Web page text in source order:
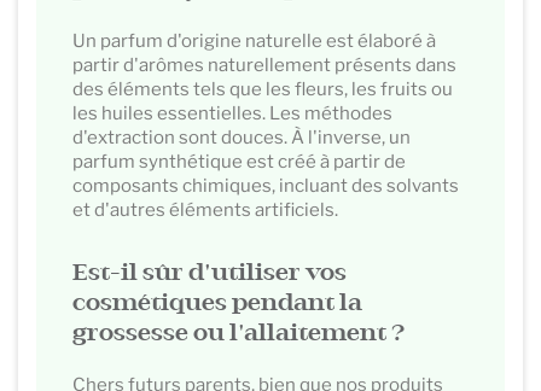
Un parfum d'origine naturelle est élaboré à
partir d'arômes naturellement présents dans
des éléments tels que les fleurs, les fruits ou
les huiles essentielles. Les méthodes
d'extraction sont douces. À l'inverse, un
parfum synthétique est créé à partir de
composants chimiques, incluant des solvants
et d'autres éléments artificiels.
Est-il sûr d'utiliser vos
cosmétiques pendant la
grossesse ou l'allaitement ?
Chers futurs parents, bien que nos produits